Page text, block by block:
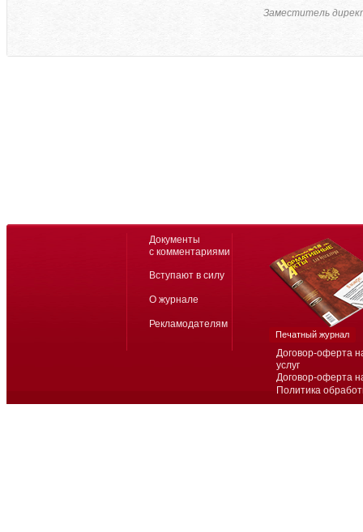
Заместитель
Договор-оферта
услуг
Договор-оферта
Политика
Документы
с комментариями
Вступают в силу
О журнале
Рекламодателям
Печатный журнал